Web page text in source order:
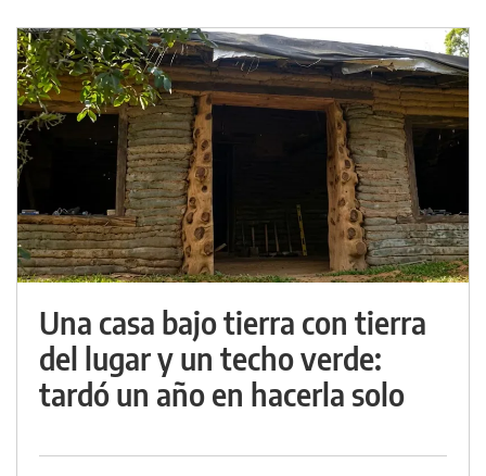
Una casa bajo tierra con tierra
del lugar y un techo verde:
tardó un año en hacerla solo